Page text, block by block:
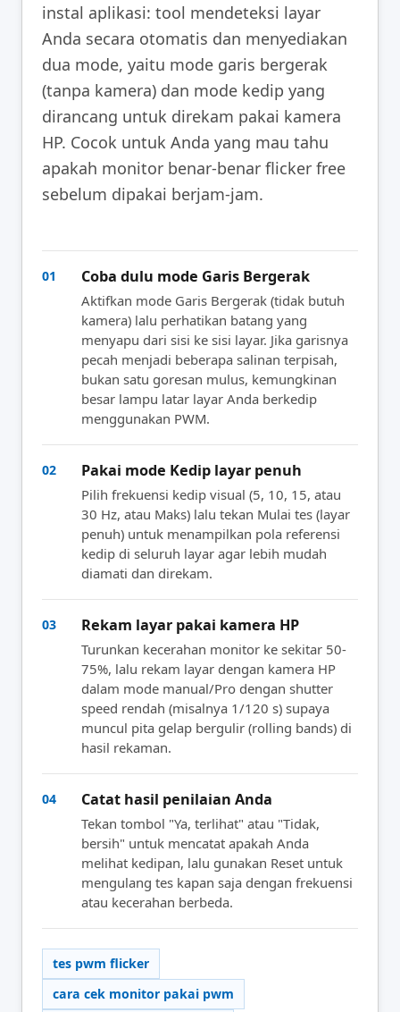
instal aplikasi: tool mendeteksi layar
Anda secara otomatis dan menyediakan
dua mode, yaitu mode garis bergerak
(tanpa kamera) dan mode kedip yang
dirancang untuk direkam pakai kamera
HP. Cocok untuk Anda yang mau tahu
apakah monitor benar-benar flicker free
sebelum dipakai berjam-jam.
01 Coba dulu mode Garis Bergerak
Aktifkan mode Garis Bergerak (tidak butuh
kamera) lalu perhatikan batang yang
menyapu dari sisi ke sisi layar. Jika garisnya
pecah menjadi beberapa salinan terpisah,
bukan satu goresan mulus, kemungkinan
besar lampu latar layar Anda berkedip
menggunakan PWM.
02 Pakai mode Kedip layar penuh
Pilih frekuensi kedip visual (5, 10, 15, atau
30 Hz, atau Maks) lalu tekan Mulai tes (layar
penuh) untuk menampilkan pola referensi
kedip di seluruh layar agar lebih mudah
diamati dan direkam.
03 Rekam layar pakai kamera HP
Turunkan kecerahan monitor ke sekitar 50-
75%, lalu rekam layar dengan kamera HP
dalam mode manual/Pro dengan shutter
speed rendah (misalnya 1/120 s) supaya
muncul pita gelap bergulir (rolling bands) di
hasil rekaman.
04 Catat hasil penilaian Anda
Tekan tombol "Ya, terlihat" atau "Tidak,
bersih" untuk mencatat apakah Anda
melihat kedipan, lalu gunakan Reset untuk
mengulang tes kapan saja dengan frekuensi
atau kecerahan berbeda.
tes pwm flicker
cara cek monitor pakai pwm